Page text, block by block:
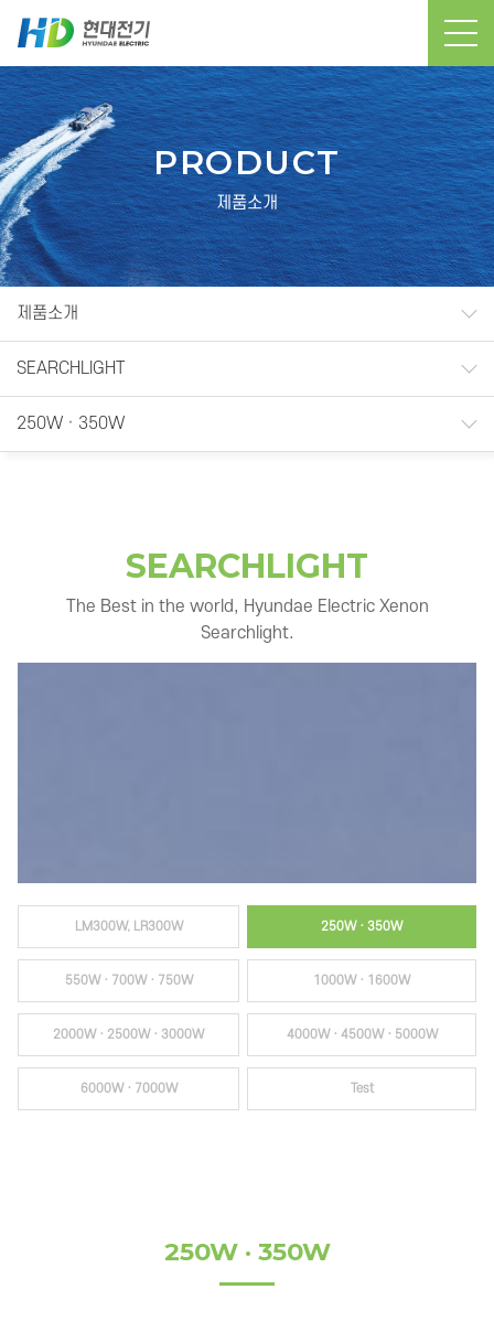
PRODUCT
제품소개
제품소개
SEARCHLIGHT
250W · 350W
SEARCHLIGHT
The Best in the world, Hyundae Electric Xenon
Searchlight.
LM300W, LR300W 250W · 350W
550W · 700W · 750W 1000W · 1600W
2000W · 2500W · 3000W 4000W · 4500W · 5000W
6000W · 7000W Test
250W · 350W